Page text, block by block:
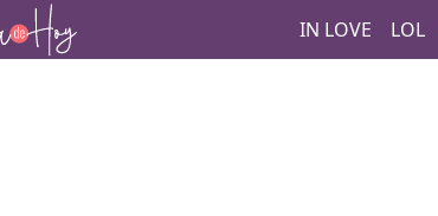
IN LOVE LOL